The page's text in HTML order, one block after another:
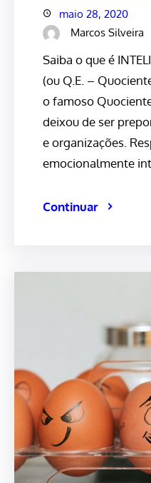
maio 28, 2020
Marcos Silveira
Saiba o que é
(ou Q.E. –
o famoso
deixou de ser
e organizações.
emocionalmente
Continuar